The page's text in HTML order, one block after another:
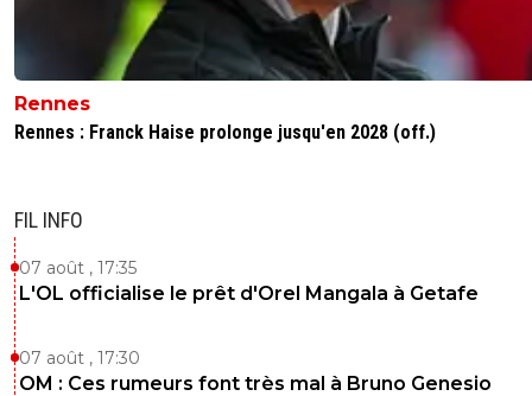
Rennes
Rennes : Franck Haise prolonge jusqu'en 2028 (off.)
FIL INFO
07 août , 17:35
L'OL officialise le prêt d'Orel Mangala à Getafe
07 août , 17:30
OM : Ces rumeurs font très mal à Bruno Genesio